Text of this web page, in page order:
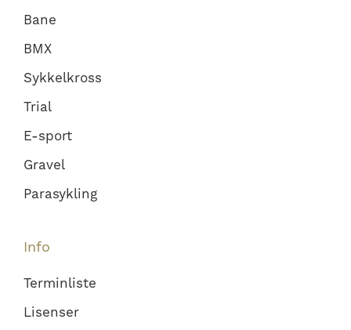
Bane
BMX
Sykkelkross
Trial
E-sport
Gravel
Parasykling
Info
Terminliste
Lisenser